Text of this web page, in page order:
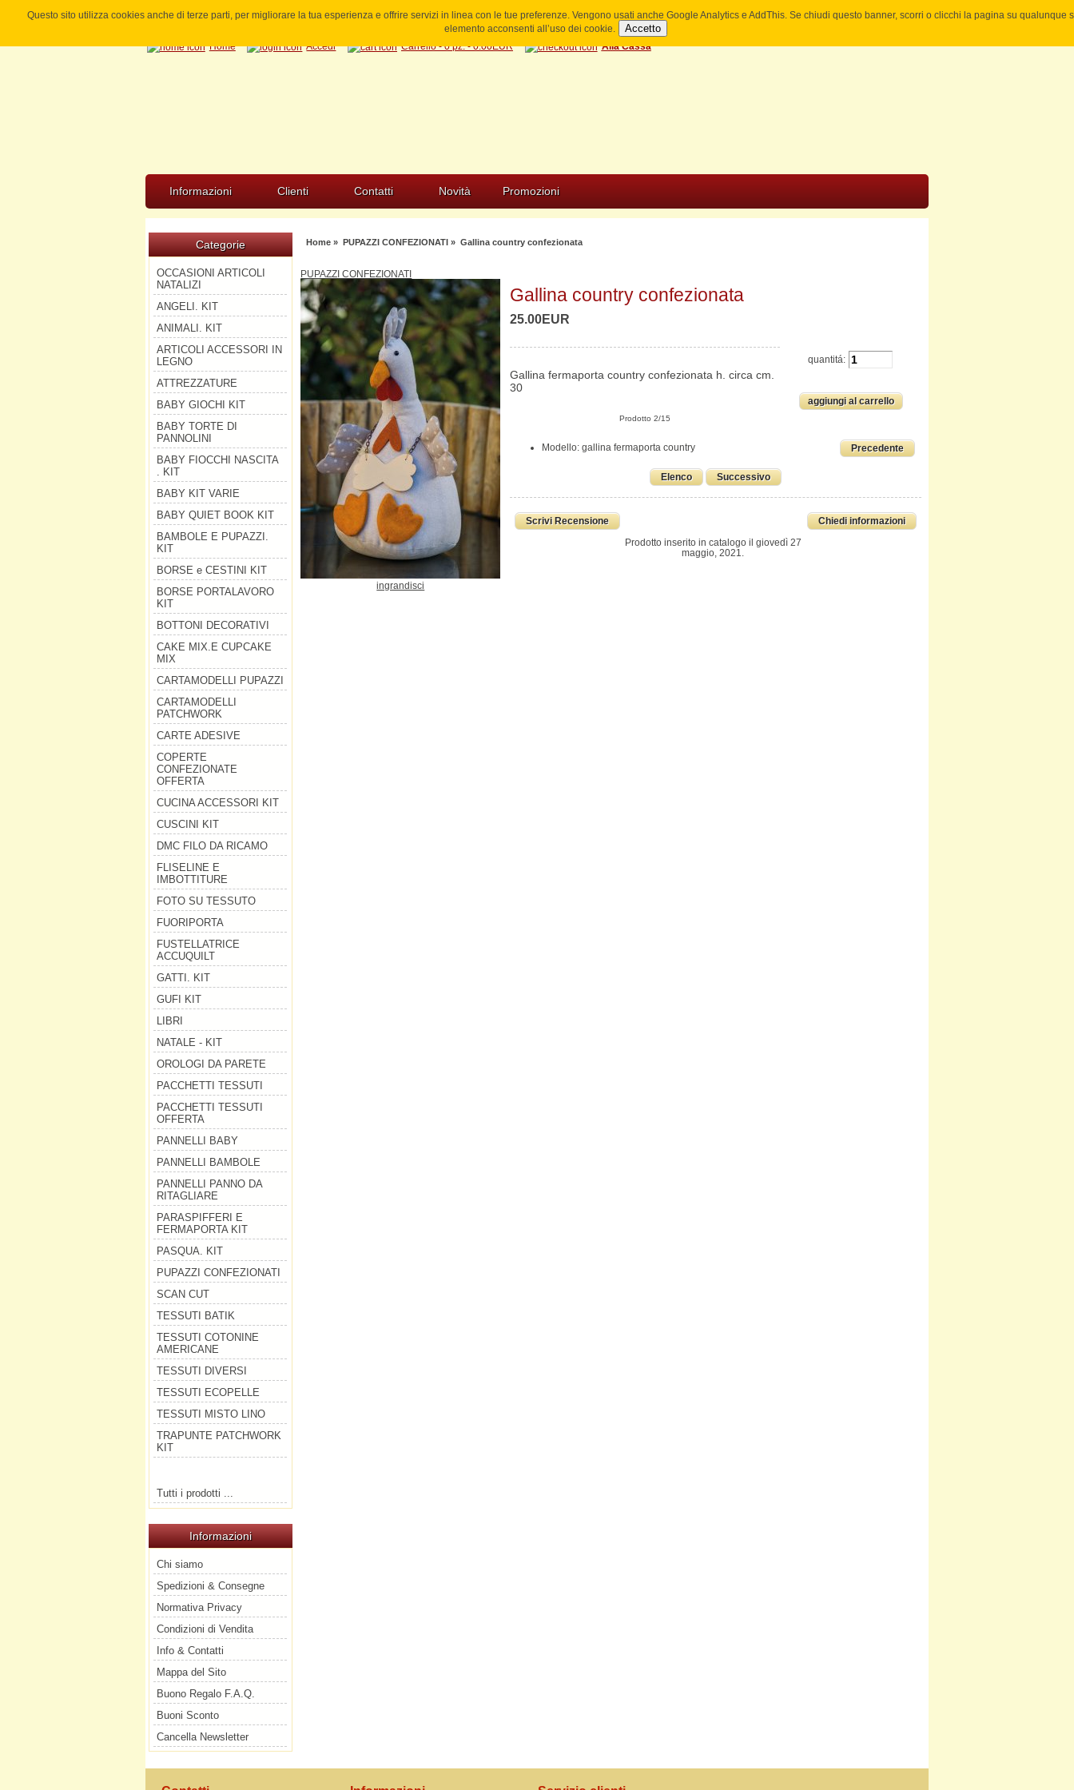
Questo sito utilizza cookies anche di terze parti, per migliorare la tua esperienza e offrire servizi in linea con le tue preferenze. Vengono usati anche Google Analytics e AddThis. Se chiudi questo banner, scorri o clicchi la pagina su qualunque
elemento acconsenti all’uso dei cookie.
Accetto
Home Accedi Carrello - 0 pz. - 0.00EUR Alla Cassa
Informazioni Clienti Contatti Novità Promozioni
Categorie
OCCASIONI ARTICOLI
NATALIZI
ANGELI. KIT
ANIMALI. KIT
ARTICOLI ACCESSORI IN
LEGNO
ATTREZZATURE
BABY GIOCHI KIT
BABY TORTE DI
PANNOLINI
BABY FIOCCHI NASCITA
. KIT
BABY KIT VARIE
BABY QUIET BOOK KIT
BAMBOLE E PUPAZZI.
KIT
BORSE e CESTINI KIT
BORSE PORTALAVORO
KIT
BOTTONI DECORATIVI
CAKE MIX.E CUPCAKE
MIX
CARTAMODELLI PUPAZZI
CARTAMODELLI
PATCHWORK
CARTE ADESIVE
COPERTE
CONFEZIONATE
OFFERTA
CUCINA ACCESSORI KIT
CUSCINI KIT
DMC FILO DA RICAMO
FLISELINE E
IMBOTTITURE
FOTO SU TESSUTO
FUORIPORTA
FUSTELLATRICE
ACCUQUILT
GATTI. KIT
GUFI KIT
LIBRI
NATALE - KIT
OROLOGI DA PARETE
PACCHETTI TESSUTI
PACCHETTI TESSUTI
OFFERTA
PANNELLI BABY
PANNELLI BAMBOLE
PANNELLI PANNO DA
RITAGLIARE
PARASPIFFERI E
FERMAPORTA KIT
PASQUA. KIT
PUPAZZI CONFEZIONATI
SCAN CUT
TESSUTI BATIK
TESSUTI COTONINE
AMERICANE
TESSUTI DIVERSI
TESSUTI ECOPELLE
TESSUTI MISTO LINO
TRAPUNTE PATCHWORK
KIT
Tutti i prodotti ...
Informazioni
Chi siamo
Spedizioni & Consegne
Normativa Privacy
Condizioni di Vendita
Info & Contatti
Mappa del Sito
Buono Regalo F.A.Q.
Buoni Sconto
Cancella Newsletter
Home» PUPAZZI CONFEZIONATI» Gallina country confezionata
PUPAZZI CONFEZIONATI
ingrandisci
Gallina country confezionata
25.00EUR
quantitá:
Modello: gallina fermaporta country
Gallina fermaporta country confezionata h. circa cm.
30
Prodotto 2/15
Precedente
Elenco Successivo
Scrivi Recensione Chiedi informazioni
Prodotto inserito in catalogo il giovedì 27
maggio, 2021.